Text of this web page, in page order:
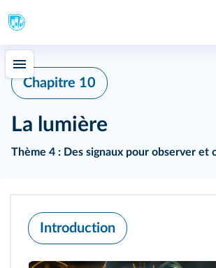
Chapitre 10
La lumière
Thème 4 : Des signaux pour observer et
Introduction